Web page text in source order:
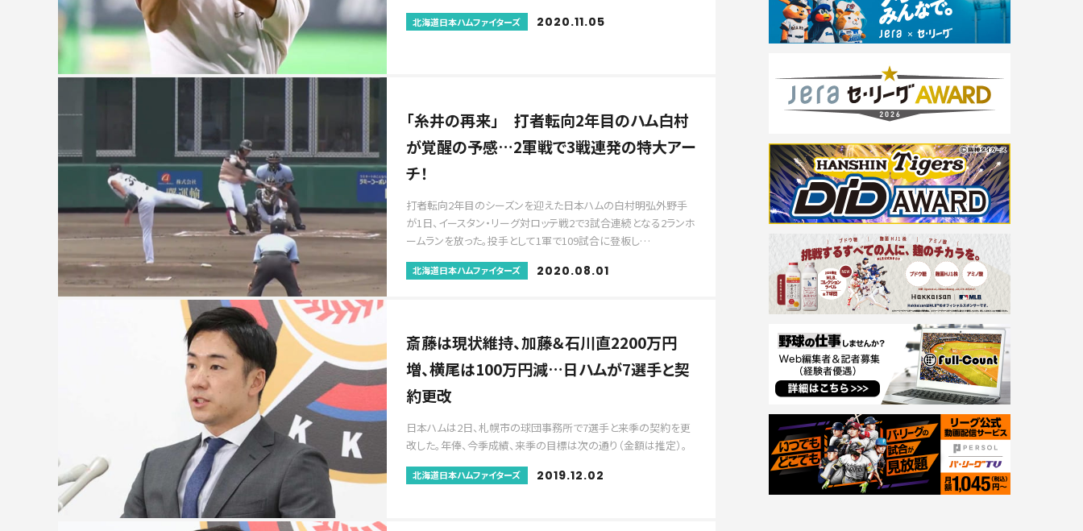
北海道日本ハムファイターズ 2020.11.05
「糸井の再来」 打者転向2年目のハム白村
が覚醒の予感…2軍戦で3戦連発の特大アー
チ！
打者転向2年目のシーズンを迎えた日本ハムの白村明弘外野手
が1日、イースタン・リーグ対ロッテ戦2で3試合連続となる2ランホ
ームランを放った。投手として1軍で109試合に登板し…
北海道日本ハムファイターズ 2020.08.01
斎藤は現状維持、加藤＆石川直2200万円
増、横尾は100万円減…日ハムが7選手と契
約更改
日本ハムは2日、札幌市の球団事務所で7選手と来季の契約を更
改した。年俸、今季成績、来季の目標は次の通り（金額は推定）。
北海道日本ハムファイターズ 2019.12.02